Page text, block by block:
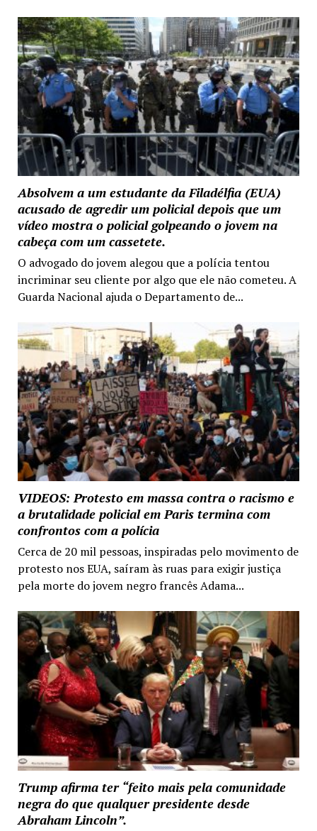
Absolvem a um estudante da Filadélfia (EUA)
acusado de agredir um policial depois que um
vídeo mostra o policial golpeando o jovem na
cabeça com um cassetete.
O advogado do jovem alegou que a polícia tentou
incriminar seu cliente por algo que ele não cometeu. A
Guarda Nacional ajuda o Departamento de...
VIDEOS: Protesto em massa contra o racismo e
a brutalidade policial em Paris termina com
confrontos com a polícia
Cerca de 20 mil pessoas, inspiradas pelo movimento de
protesto nos EUA, saíram às ruas para exigir justiça
pela morte do jovem negro francês Adama...
Trump afirma ter “feito mais pela comunidade
negra do que qualquer presidente desde
Abraham Lincoln”.